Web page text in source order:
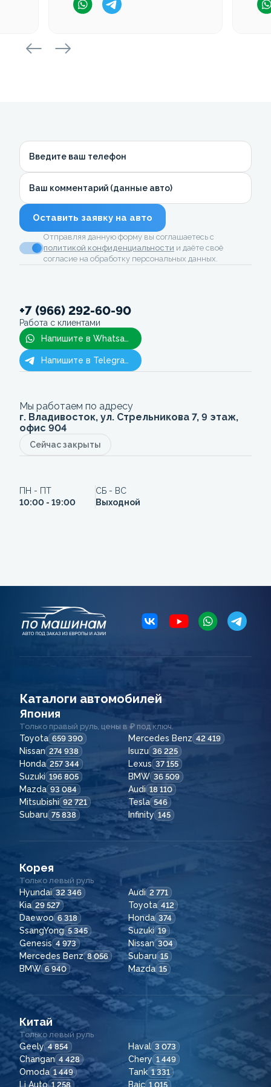
Введите ваш телефон
Ваш комментарий (данные авто)
Оставить заявку на авто
Отправляя данную форму вы соглашаетесь с
политикой конфиденциальности и даёте своё
согласие на обработку персональных данных.
+7 (966) 292-60-90
Работа с клиентами
Напишите в Whatsapp
Напишите в Telegram
Мы работаем по адресу
г. Владивосток, ул. Стрельникова 7, 9 этаж,
офис 904
Сейчас закрыты
ПН - ПТ
10:00 - 19:00
СБ - ВС
Выходной
Каталоги автомобилей
Япония
Только правый руль, цены в ₽ под ключ.
Toyota 659 390 Mercedes Benz 42 419
Nissan 274 938 Isuzu 36 225
Honda 257 344 Lexus 37 155
Suzuki 196 805 BMW 36 509
Mazda 93 084 Audi 18 110
Mitsubishi 92 721 Tesla 546
Subaru 75 838 Infinity 145
Корея
Только левый руль
Hyundai 32 346 Audi 2 771
Kia 29 527 Toyota 412
Daewoo 6 318 Honda 374
SsangYong 5 345 Suzuki 19
Genesis 4 973 Nissan 304
Mercedes Benz 8 056 Subaru 15
BMW 6 940 Mazda 15
Китай
Только левый руль
Geely 4 854 Haval 3 073
Changan 4 428 Chery 1 449
Omoda 1 449 Tank 1 331
Li Auto 1 258 Baic 1 015